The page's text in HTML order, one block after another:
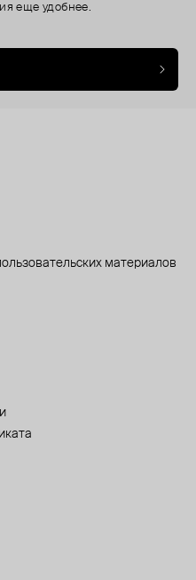
еще удобнее.
материалов